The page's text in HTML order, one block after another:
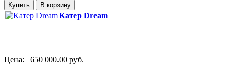
Катер Dream
Цена: 650 000.00 руб.